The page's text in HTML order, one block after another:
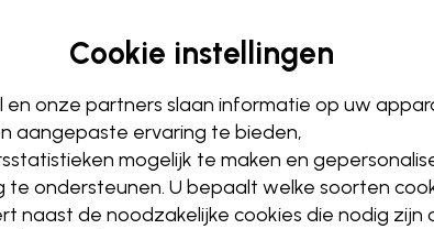
Cookie instellingen
en onze partners slaan informatie op uw
aangepaste ervaring te bieden,
mogelijk te maken en
te ondersteunen. U bepaalt welke soorten
naast de noodzakelijke cookies die nodig zijn